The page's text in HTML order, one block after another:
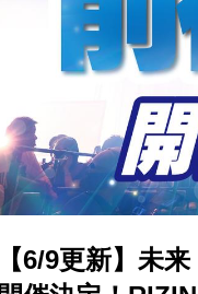
【6/9更新】未